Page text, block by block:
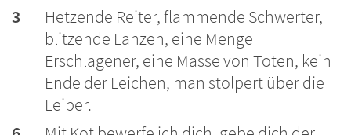
3
Hetzende Reiter, flammende Schwerter,
blitzende Lanzen, eine Menge
Erschlagener, eine Masse von Toten, kein
Ende der Leichen, man stolpert über die
Leiber.